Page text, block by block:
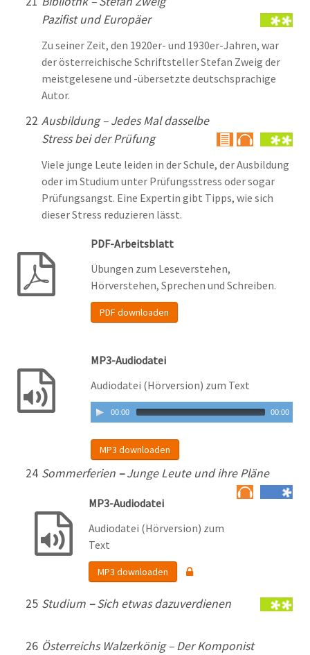
Pazifist und Europäer
Zu seiner Zeit, den 1920er- und 1930er-Jahren, war
der österreichische Schriftsteller Stefan Zweig der
meistgelesene und -übersetzte deutschsprachige
Autor.
22 Ausbildung – Jedes Mal dasselbe
Stress bei der Prüfung
Viele junge Leute leiden in der Schule, der Ausbildung
oder im Studium unter Prüfungsstress oder sogar
Prüfungsangst. Eine Expertin gibt Tipps, wie sich
dieser Stress reduzieren lässt.
PDF-Arbeitsblatt
Übungen zum Leseverstehen,
Hörverstehen, Sprechen und Schreiben.
PDF downloaden
MP3-Audiodatei
Audiodatei (Hörversion) zum Text
00:00 00:00
MP3 downloaden
24 Sommerferien –Junge Leute und ihre Pläne
MP3-Audiodatei
Audiodatei (Hörversion) zum
Text
MP3 downloaden
25 Studium –Sich etwas dazuverdienen
26 Österreichs Walzerkönig – Der Komponist